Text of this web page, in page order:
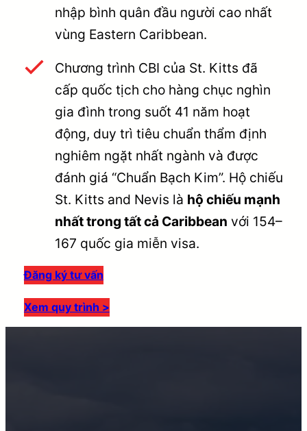
nhập bình quân đầu người cao nhất
vùng Eastern Caribbean.
Chương trình CBI của St. Kitts đã
cấp quốc tịch cho hàng chục nghìn
gia đình trong suốt 41 năm hoạt
động, duy trì tiêu chuẩn thẩm định
nghiêm ngặt nhất ngành và được
đánh giá “Chuẩn Bạch Kim”. Hộ chiếu
St. Kitts and Nevis là hộ chiếu mạnh
nhất trong tất cả Caribbean với 154–
167 quốc gia miễn visa.
Đăng ký tư vấn
Xem quy trình >